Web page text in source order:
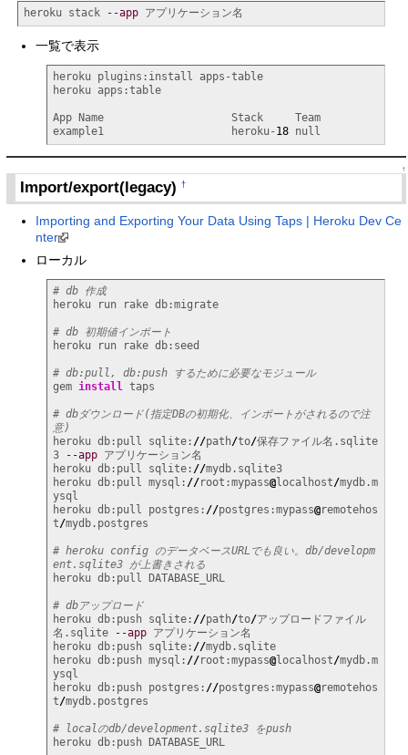
heroku stack --app アプリケーション名
一覧で表示
heroku plugins:install apps-table
heroku apps:table
App Name                    Stack     Team
example1                    heroku- 18 null
↑
Import/export(legacy)†
Importing and Exporting Your Data Using Taps | Heroku Dev Ce
nter
ローカル
# db 作成
heroku run rake db:migrate
# db 初期値インポート
heroku run rake db:seed
# db:pull, db:push するために必要なモジュール
gem install taps
# dbダウンロード(指定DBの初期化、インポートがされるので注
意)
heroku db:pull sqlite: //path/to/保存ファイル名.sqlite
3
--app アプリケーション名
heroku db:pull sqlite: //mydb.sqlite3
heroku db:pull mysql: //root:mypass@localhost/mydb.m
ysql
heroku db:pull postgres: //postgres:mypass@remotehos
t/mydb.postgres
# heroku config のデータベースURLでも良い。db/developm
ent.sqlite3 が上書きされる
heroku db:pull DATABASE_URL
# dbアップロード
heroku db:push sqlite: //path/to/アップロードファイル
名.sqlite
--app アプリケーション名
heroku db:push sqlite: //mydb.sqlite
heroku db:push mysql: //root:mypass@localhost/mydb.m
ysql
heroku db:push postgres: //postgres:mypass@remotehos
t/mydb.postgres
# localのdb/development.sqlite3 をpush
heroku db:push DATABASE_URL